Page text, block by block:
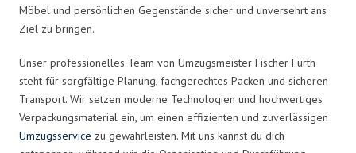
Möbel und persönlichen Gegenstände sicher und unversehrt ans
Ziel zu bringen.
Unser professionelles Team von Umzugsmeister Fischer Fürth
steht für sorgfältige Planung, fachgerechtes Packen und sicheren
Transport. Wir setzen moderne Technologien und hochwertiges
Verpackungsmaterial ein, um einen effizienten und zuverlässigen
Umzugsservice zu gewährleisten. Mit uns kannst du dich